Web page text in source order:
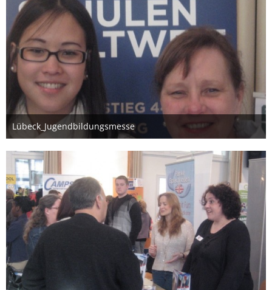
Lübeck_Jugendbildungsmesse
26. März 2012